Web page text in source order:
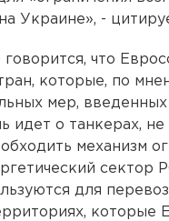
Украине», -
говорится, что
которые, по
мер,
идет о танкерах,
механизм
сектор
для
которые